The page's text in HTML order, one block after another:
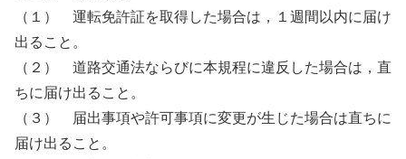
（１） 運転免許証を取得した場合は，１週間以内に届け
出ること。
（２） 道路交通法ならびに本規程に違反した場合は，直
ちに届け出ること。
（３） 届出事項や許可事項に変更が生じた場合は直ちに
届け出ること。